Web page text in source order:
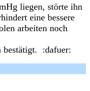
liegen, störte ihn
eine bessere
arbeiten noch
bestätigt. :dafuer: